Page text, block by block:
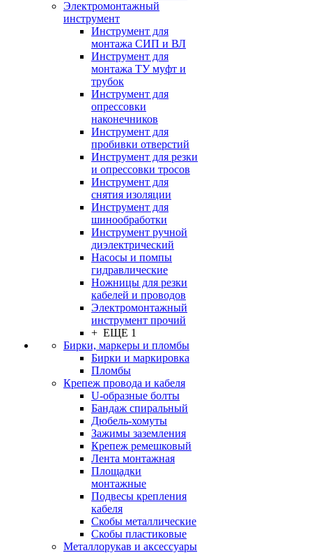
Электромонтажный
инструмент
Инструмент для
монтажа СИП и ВЛ
Инструмент для
монтажа ТУ муфт и
трубок
Инструмент для
опрессовки
наконечников
Инструмент для
пробивки отверстий
Инструмент для резки
и опрессовки тросов
Инструмент для
снятия изоляции
Инструмент для
шинообработки
Инструмент ручной
диэлектрический
Насосы и помпы
гидравлические
Ножницы для резки
кабелей и проводов
Электромонтажный
инструмент прочий
+ ЕЩЕ 1
Бирки, маркеры и пломбы
Бирки и маркировка
Пломбы
Крепеж провода и кабеля
U-образные болты
Бандаж спиральный
Дюбель-хомуты
Зажимы заземления
Крепеж ремешковый
Лента монтажная
Площадки
монтажные
Подвесы крепления
кабеля
Скобы металлические
Скобы пластиковые
Металлорукав и аксессуары